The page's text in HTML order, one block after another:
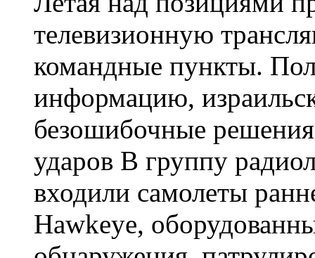
телевизионную
командные пункты.
информацию,
безошибочные
ударов В группу
входили самолеты
Hawkeye,